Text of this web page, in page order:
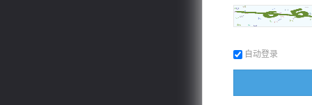
自动登录